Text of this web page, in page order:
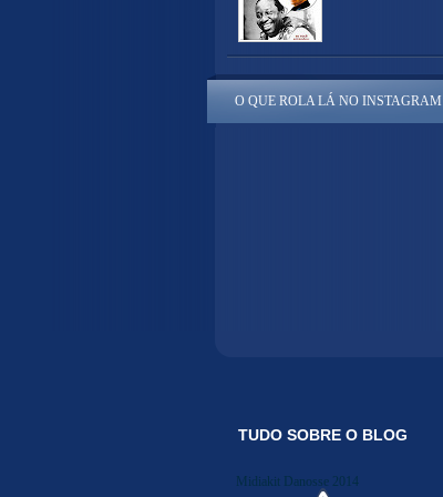
O QUE ROLA LÁ NO INSTAGRAM
TUDO SOBRE O BLOG
Midiakit Danosse 2014